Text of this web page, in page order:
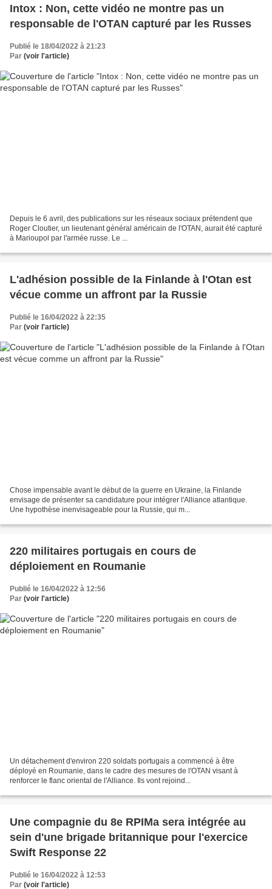
Intox : Non, cette vidéo ne montre pas un
responsable de l'OTAN capturé par les Russes
Publié le 18/04/2022 à 21:23
Par (voir l'article)
Depuis le 6 avril, des publications sur les réseaux sociaux prétendent que
Roger Cloutier, un lieutenant général américain de l'OTAN, aurait été capturé
à Marioupol par l'armée russe. Le ...
L'adhésion possible de la Finlande à l'Otan est
vécue comme un affront par la Russie
Publié le 16/04/2022 à 22:35
Par (voir l'article)
Chose impensable avant le début de la guerre en Ukraine, la Finlande
envisage de présenter sa candidature pour intégrer l'Alliance atlantique.
Une hypothèse inenvisageable pour la Russie, qui m...
220 militaires portugais en cours de
déploiement en Roumanie
Publié le 16/04/2022 à 12:56
Par (voir l'article)
Un détachement d'environ 220 soldats portugais a commencé à être
déployé en Roumanie, dans le cadre des mesures de l'OTAN visant à
renforcer le flanc oriental de l'Alliance. Ils vont rejoind...
Une compagnie du 8e RPIMa sera intégrée au
sein d'une brigade britannique pour l'exercice
Swift Response 22
Publié le 16/04/2022 à 12:53
Par (voir l'article)